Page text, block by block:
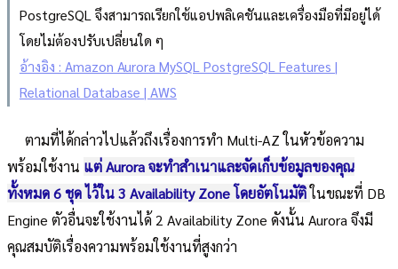
PostgreSQL จึงสามารถเรียกใช้แอปพลิเคชันและเครื่องมือที่มีอยู่ได้
โดยไม่ต้องปรับเปลี่ยนใด ๆ
อ้างอิง : Amazon Aurora MySQL PostgreSQL Features |
Relational Database | AWS
ตามที่ได้กล่าวไปแล้วถึงเรื่องการทำ Multi-AZ ในหัวข้อความ
พร้อมใช้งาน แต่ Aurora จะทำสำเนาและจัดเก็บข้อมูลของคุณ
ทั้งหมด 6 ชุด ไว้ใน 3 Availability Zone โดยอัตโนมัติในขณะที่ DB
Engine ตัวอื่นจะใช้งานได้ 2 Availability Zone ดังนั้น Aurora จึงมี
คุณสมบัติเรื่องความพร้อมใช้งานที่สูงกว่า